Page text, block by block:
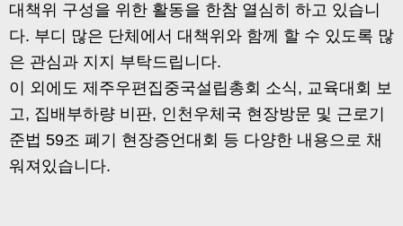
대책위 구성을 위한 활동을 한참 열심히 하고 있습니
다. 부디 많은 단체에서 대책위와 함께 할 수 있도록 많
은 관심과 지지 부탁드립니다.
이 외에도 제주우편집중국설립총회 소식, 교육대회 보
고, 집배부하량 비판, 인천우체국 현장방문 및 근로기
준법 59조 폐기 현장증언대회 등 다양한 내용으로 채
워져있습니다.